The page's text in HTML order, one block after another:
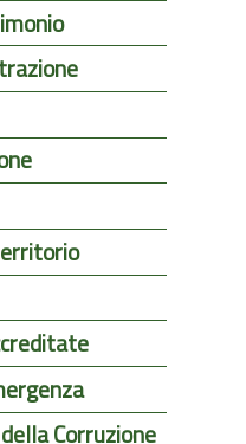
Corruzione